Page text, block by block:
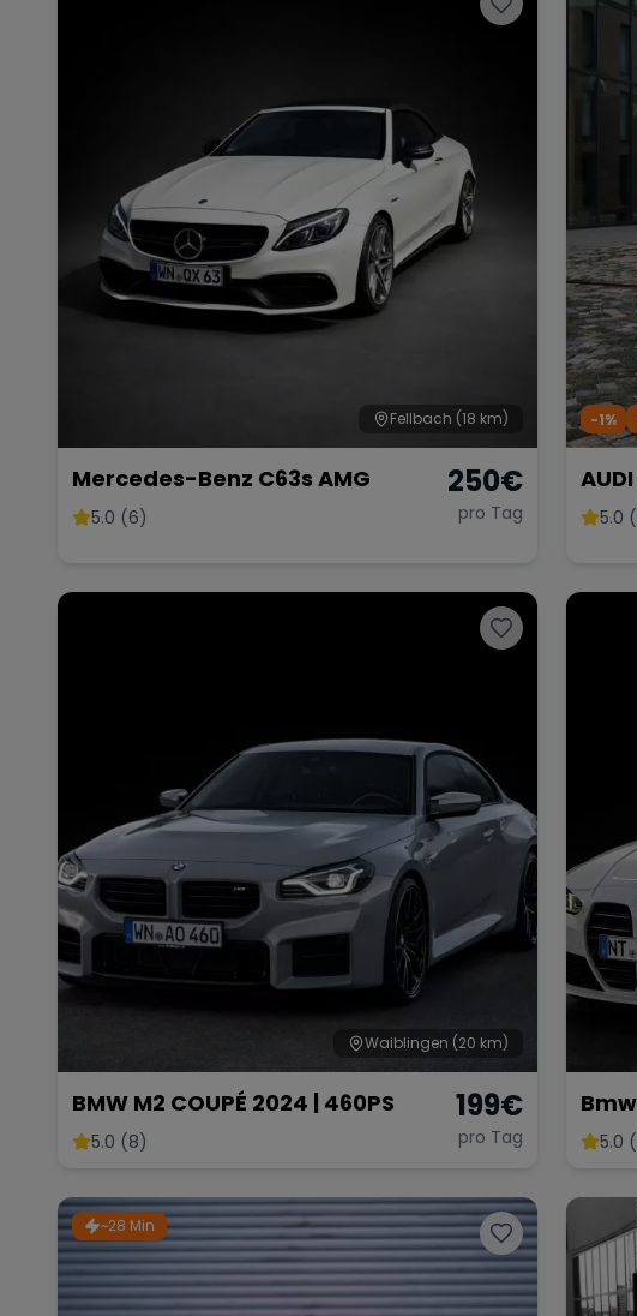
Fellbach (18 km)
Mercedes-Benz C63s AMG
5.0 (6)
250€
pro Tag
-1%
5.0
Waiblingen (20 km)
BMW M2 COUPÉ 2024 | 460PS
5.0 (8)
199€
pro Tag 5.0
~28 Min